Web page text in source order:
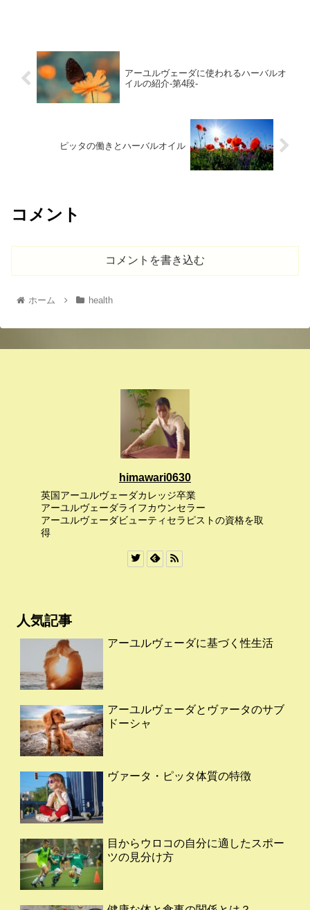
アーユルヴェーダに使われるハーバルオ
イルの紹介-第4段-
ピッタの働きとハーバルオイル
コメント
コメントを書き込む
ホーム health
himawari0630
英国アーユルヴェーダカレッジ卒業
アーユルヴェーダライフカウンセラー
アーユルヴェーダビューティセラピストの資格を取
得
人気記事
アーユルヴェーダに基づく性生活
アーユルヴェーダとヴァータのサブ
ドーシャ
ヴァータ・ピッタ体質の特徴
目からウロコの自分に適したスポー
ツの見分け方